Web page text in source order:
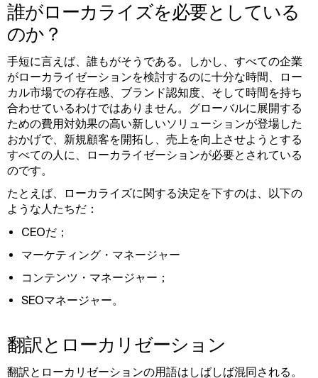
誰がローカライズを必要としている
のか？
手短に言えば、誰もがそうである。しかし、すべての企業
がローカライゼーションを検討するのに十分な時間、ロー
カル市場での存在感、ブランド認知度、そして時間を持ち
合わせているわけではありません。グローバルに展開する
ための費用対効果の高い新しいソリューションが登場した
おかげで、新規顧客を開拓し、売上を向上させようとする
すべての人に、ローカライゼーションが必要とされている
のです。
たとえば、ローカライズに関する決定を下すのは、以下の
ような人たちだ：
CEOだ；
マーケティング・マネージャー
コンテンツ・マネージャー；
SEOマネージャー。
翻訳とローカリゼーション
翻訳とローカリゼーションの用語はしばしば混同される。